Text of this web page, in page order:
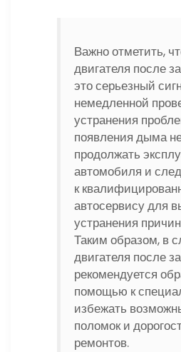
Важно отметить,
двигателя после
это серьезный
немедленной
устранения
появления дыма
продолжать
автомобиля и
к
автосервису для
устранения
Таким образом, в
двигателя после
рекомендуется
помощью к
избежать
поломок и
ремонтов.